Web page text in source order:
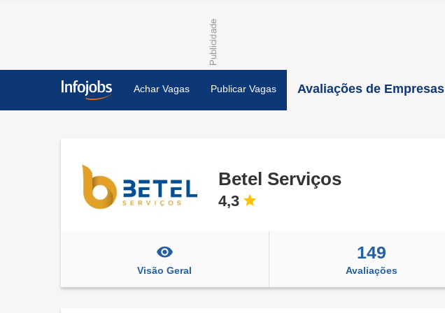
Achar Vagas Publicar Vagas Avaliações de Empresas
Betel Serviços
4,3
Visão Geral
149
Avaliações